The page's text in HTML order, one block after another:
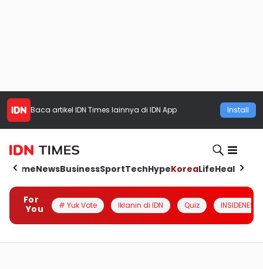
Baca artikel IDN Times lainnya di IDN App Install
HomeNewsBusinessSportTechHypeKoreaLifeHealth
For
You
# Yuk Vote Iklanin di IDN Quiz INSIDENESIA